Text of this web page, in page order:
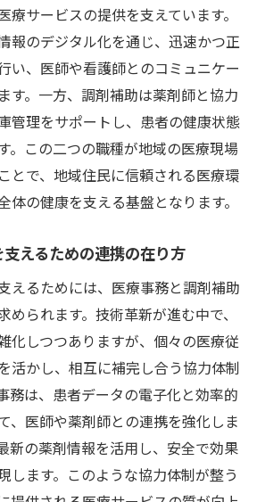
寄り添う医療サービスの提供
医療を実現するための協力
を拓く伊勢原駅での地域医療の
未来を切り開くための挑戦
の実践例から学ぶ未来の医療事
未来を支えるための新たな役割
発展がもたらす地域医療の進化
域医療における医療事務の可能性
の取り組みが示す医療事務の未
療サービスの提供を支えています。
報のデジタル化を通じ、迅速かつ正
い、医師や看護師とのコミュニケー
す。一方、調剤補助は薬剤師と協力
管理をサポートし、患者の健康状態
。この二つの職種が地域の医療現場
とで、地域住民に信頼される医療環
体の健康を支える基盤となります。
えるための連携の在り方
えるためには、医療事務と調剤補助
められます。技術革新が進む中で、
化しつつありますが、個々の医療従
活かし、相互に補完し合う協力体制
務は、患者データの電子化と効率的
、医師や薬剤師との連携を強化しま
新の薬剤情報を活用し、安全で効果
します。このような協力体制が整う